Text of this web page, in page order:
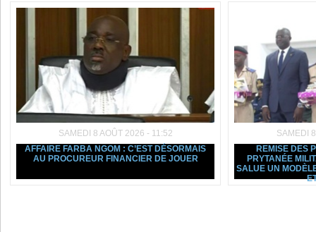
SAMEDI 8 AOÛT 2026 - 11:52
AFFAIRE FARBA NGOM : C’EST DÉSORMAIS
AU PROCUREUR FINANCIER DE JOUER
SAMEDI
REMISE DES
PRYTANÉE
SALUE UN